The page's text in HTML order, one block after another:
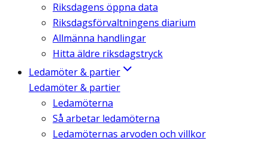
Riksdagens öppna data
Riksdagsförvaltningens diarium
Allmänna handlingar
Hitta äldre riksdagstryck
Ledamöter & partier
Ledamöter & partier
Ledamöterna
Så arbetar ledamöterna
Ledamöternas arvoden och villkor